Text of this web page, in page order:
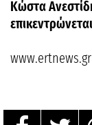
Κώστα
www.ertnews.gr